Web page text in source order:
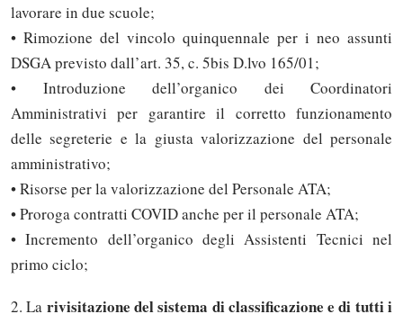
lavorare in due scuole;
• Rimozione del vincolo quinquennale per i neo assunti
DSGA previsto dall’art. 35, c. 5bis D.lvo 165/01;
• Introduzione dell’organico dei Coordinatori
Amministrativi per garantire il corretto funzionamento
delle segreterie e la giusta valorizzazione del personale
amministrativo;
• Risorse per la valorizzazione del Personale ATA;
• Proroga contratti COVID anche per il personale ATA;
• Incremento dell’organico degli Assistenti Tecnici nel
primo ciclo;
2. La rivisitazione del sistema di classificazione e di tutti i